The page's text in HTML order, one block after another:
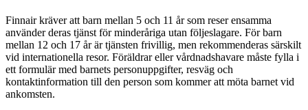
Finnair kräver att barn mellan 5 och 11 år som reser ensamma
använder deras tjänst för minderåriga utan följeslagare. För barn
mellan 12 och 17 år är tjänsten frivillig, men rekommenderas särskilt
vid internationella resor. Föräldrar eller vårdnadshavare måste fylla i
ett formulär med barnets personuppgifter, resväg och
kontaktinformation till den person som kommer att möta barnet vid
ankomsten.